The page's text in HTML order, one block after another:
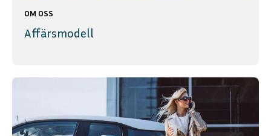
OM OSS
Affärsmodell